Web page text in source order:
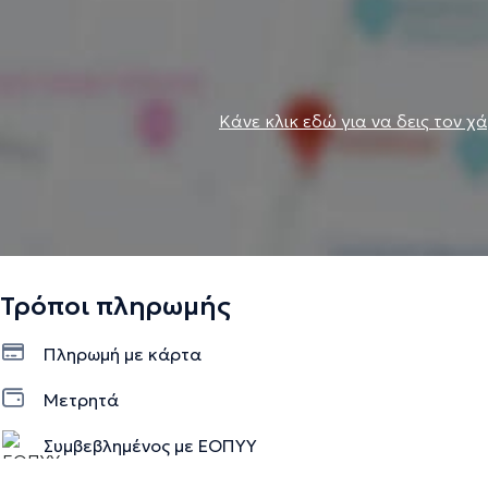
Κάνε κλικ εδώ για να δεις τον
Τρόποι πληρωμής
Πληρωμή με κάρτα
Μετρητά
Συμβεβλημένος με ΕΟΠΥΥ